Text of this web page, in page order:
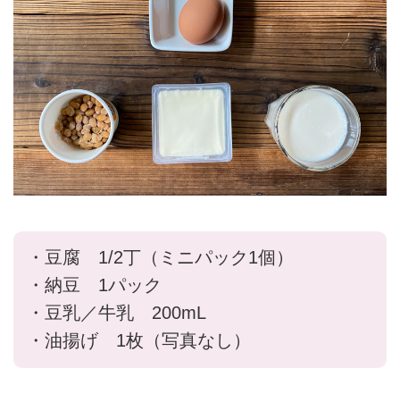
・豆腐 1/2丁（ミニパック1個）
・納豆 1パック
・豆乳／牛乳 200mL
・油揚げ 1枚（写真なし）